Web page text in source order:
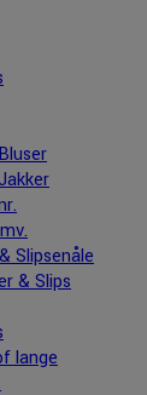
Slipsenåle
& Slips
lange